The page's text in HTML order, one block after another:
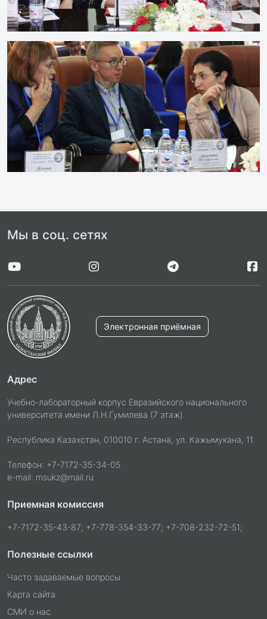
Мы в соц. сетях
Электронная приёмная
Адрес
Учебно-лабораторный корпус Евразийского национального
университета имени Л.Н.Гумилева (7 этаж)
Республика Казахстан, 010010 г. Астана, ул. Кажымукана, 11
Телефон: +7-7172-35-34-05
e-mail: msukz@mail.ru
Приемная комиссия
+7-7172-35-43-87; +7-778-354-33-77; +7-708-232-72-51;
Полезные ссылки
Часто задаваемые вопросы
Карта сайта
СМИ о нас